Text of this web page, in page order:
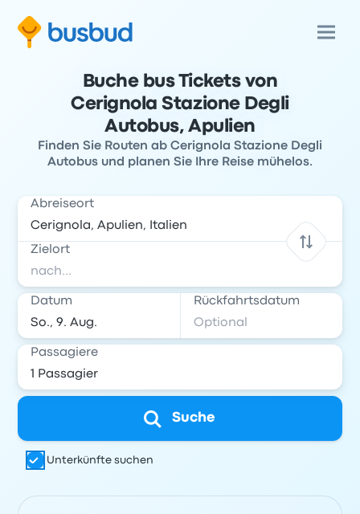
Buche bus Tickets von
Cerignola Stazione Degli
Autobus, Apulien
Finden Sie Routen ab Cerignola Stazione Degli
Autobus und planen Sie Ihre Reise mühelos.
Abreiseort
Zielort
Datum Rückfahrtsdatum
Passagiere
Suche
Unterkünfte suchen